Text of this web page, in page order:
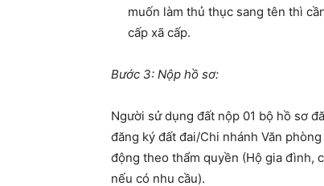
muốn làm thủ thục sang tên thì
cấp xã cấp.
Bước 3: Nộp hồ sơ:
Người sử dụng đất nộp 01 bộ hồ sơ
đăng ký đất đai/Chi nhánh Văn
động theo thẩm quyền (Hộ gia đình,
nếu có nhu cầu).